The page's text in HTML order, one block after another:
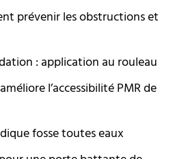
prévenir les obstructions et
: application au rouleau
l’accessibilité PMR de
fosse toutes eaux